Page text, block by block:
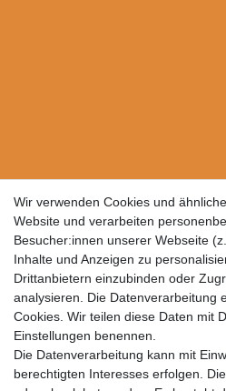
Wir verwenden Cookies und
Website und verarbeiten
Besucher:innen unserer Webseite
Inhalte und Anzeigen zu
Drittanbietern einzubinden oder
analysieren. Die Datenverarbeitung
Cookies. Wir teilen diese Daten mit
Einstellungen benennen.
Die Datenverarbeitung kann mit
berechtigten Interesses erfolgen.